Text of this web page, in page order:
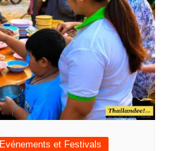
Evénements et Festivals